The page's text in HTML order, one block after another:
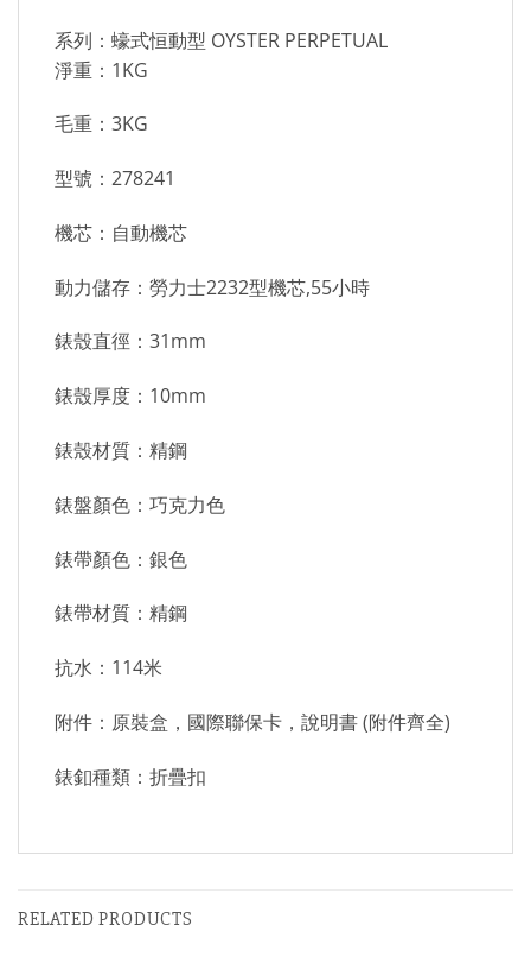
系列：蠔式恒動型 OYSTER PERPETUAL
淨重：1KG
毛重：3KG
型號：278241
機芯：自動機芯
動力儲存：勞力士2232型機芯,55小時
錶殼直徑：31mm
錶殼厚度：10mm
錶殼材質：精鋼
錶盤顏色：巧克力色
錶帶顏色：銀色
錶帶材質：精鋼
抗水：114米
附件：原裝盒，國際聯保卡，說明書 (附件齊全)
錶釦種類：折疊扣
RELATED PRODUCTS